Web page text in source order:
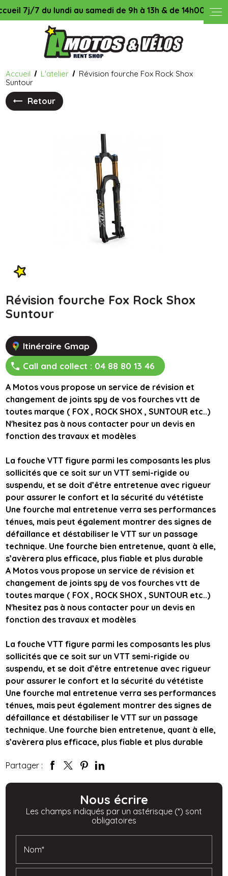
7 du lundi au samedi de 9h à 13h & de 14h00 à 18h45,
Accueil L'atelier
Révision fourche Fox Rock Shox
Suntour
Retour
Révision fourche Fox Rock Shox
Suntour
Itinéraire Gmap
Call and collect : 04 88 80 13 46
A Motos vous propose un service de révision et
changement de joints spy de vos fourches vtt de
toutes marque ( FOX , ROCK SHOX , SUNTOUR etc..)
N'hesitez pas à nous contacter pour un devis en
fonction des travaux et modèles
La fouche VTT figure parmi les composants les plus
sollicités que ce soit sur un VTT semi-rigide ou
suspendu, et se doit d’être entretenue avec rigueur
pour assurer le confort et la sécurité du vététiste
Une fourche mal entretenue verra ses performances
ténues, mais peut également montrer des signes de
défaillance et déstabiliser le VTT sur un passage
technique. Une fourche bien entretenue, quant à elle,
s’avèrera plus efficace, plus fiable et plus durable
A Motos vous propose un service de révision et
changement de joints spy de vos fourches vtt de
toutes marque ( FOX , ROCK SHOX , SUNTOUR etc..)
N'hesitez pas à nous contacter pour un devis en
fonction des travaux et modèles
La fouche VTT figure parmi les composants les plus
sollicités que ce soit sur un VTT semi-rigide ou
suspendu, et se doit d’être entretenue avec rigueur
pour assurer le confort et la sécurité du vététiste
Une fourche mal entretenue verra ses performances
ténues, mais peut également montrer des signes de
défaillance et déstabiliser le VTT sur un passage
technique. Une fourche bien entretenue, quant à elle,
s’avèrera plus efficace, plus fiable et plus durable
Partager :
Nous écrire
Les champs indiqués par un astérisque (*) sont
obligatoires
Nom*
Panneau de gestion des cookies